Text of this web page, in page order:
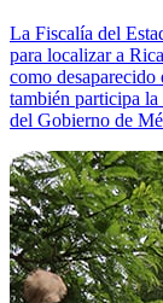
La Fiscalía del
para localizar a
como
también participa
del Gobierno de